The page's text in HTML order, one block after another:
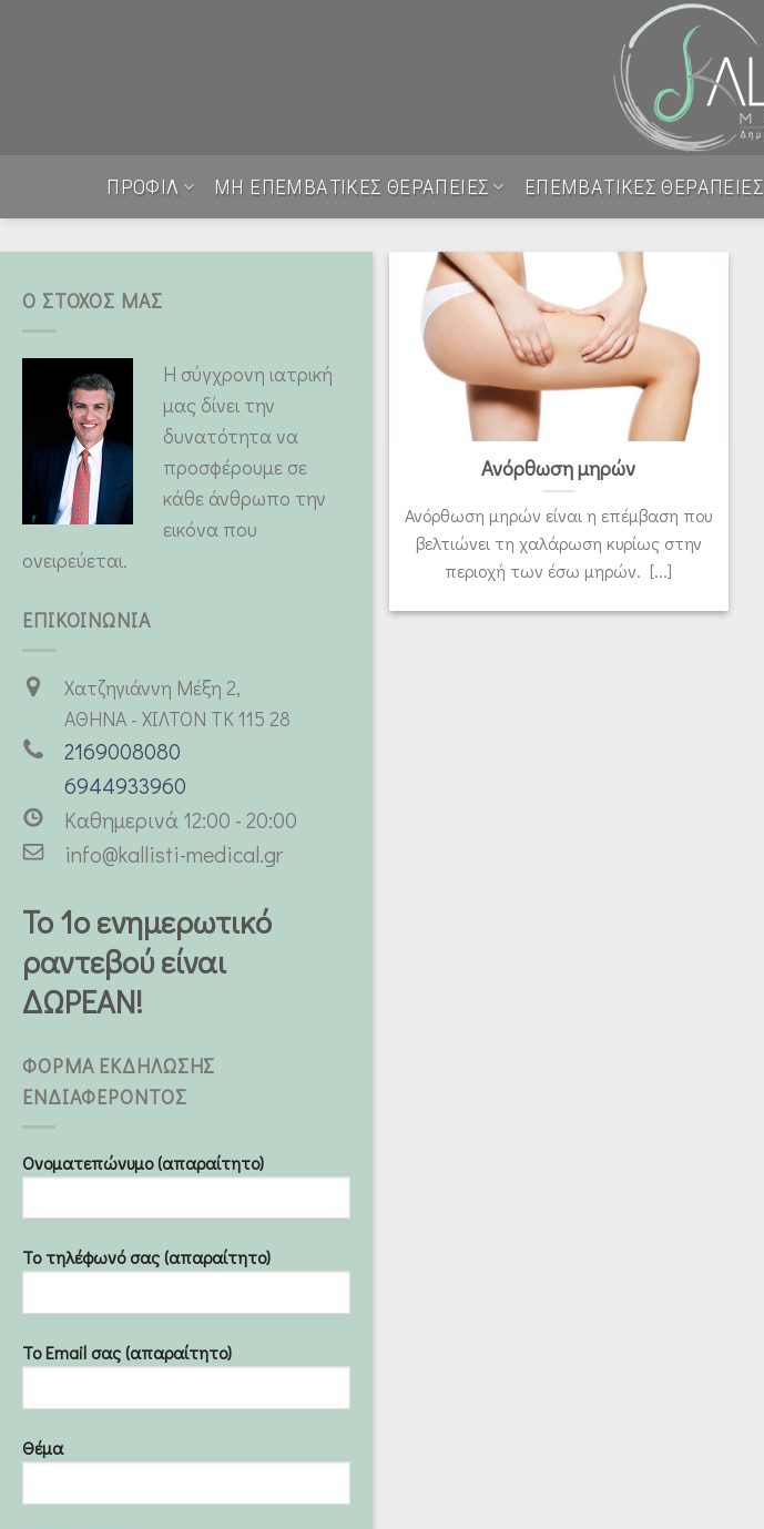
ΠΡΟΦΙΛ ΜΗ ΕΠΕΜΒΑΤΙΚΕΣ ΘΕΡΑΠΕΙΕΣ ΕΠΕΜΒΑΤΙΚΕΣ ΘΕΡΑΠΕΙΕΣ
Ο ΣΤΟΧΟΣ ΜΑΣ
Η σύγχρονη ιατρική
μας δίνει την
δυνατότητα να
προσφέρουμε σε
κάθε άνθρωπο την
εικόνα που
ονειρεύεται.
ΕΠΙΚΟΙΝΩΝΙΑ
Χατζηγιάννη Μέξη 2,
ΑΘΗΝΑ - ΧΙΛΤΟΝ ΤΚ 115 28
2169008080
6944933960
Καθημερινά 12:00 - 20:00
info@kallisti-medical.gr
Το 1ο ενημερωτικό
ραντεβού είναι
ΔΩΡΕΑΝ!
ΦΟΡΜΑ ΕΚΔΗΛΩΣΗΣ
ΕΝΔΙΑΦΕΡΟΝΤΟΣ
Ονοματεπώνυμο (απαραίτητο)
Το τηλέφωνό σας (απαραίτητο)
Το Email σας (απαραίτητο)
Θέμα
Ανόρθωση μηρών
Ανόρθωση μηρών είναι η επέμβαση που
βελτιώνει τη χαλάρωση κυρίως στην
περιοχή των έσω μηρών. [...]